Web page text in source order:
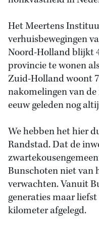
Het Meertens
verhuisbewegingen
Noord-Holland blijkt
provincie te wonen
Zuid-Holland woont
nakomelingen van
eeuw geleden nog
We hebben het hier
Randstad. Dat de
Bunschoten niet van
verwachten. Vanuit
generaties maar
kilometer afgelegd.